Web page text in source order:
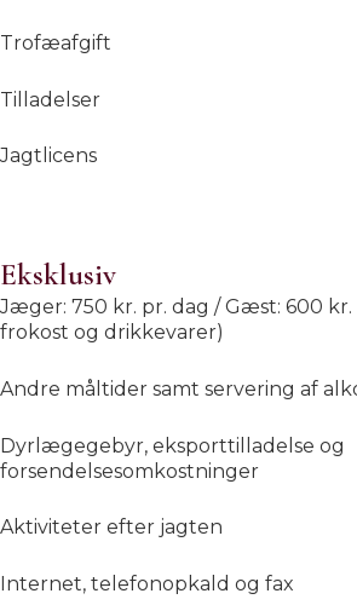
Trofæafgift
Tilladelser
Jagtlicens
Eksklusiv
Jæger: 750 kr. pr. dag / Gæst: 600 kr.
frokost og drikkevarer)
Andre måltider samt servering af
Dyrlægegebyr, eksporttilladelse og
forsendelsesomkostninger
Aktiviteter efter jagten
Internet, telefonopkald og fax